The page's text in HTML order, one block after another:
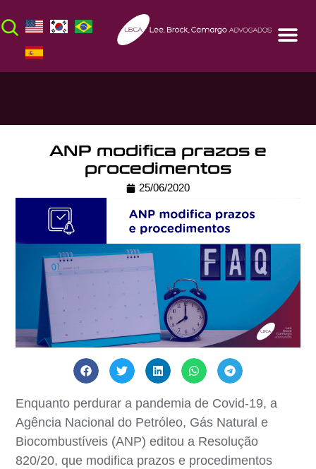
ANP modifica prazos e
procedimentos
25/06/2020
Enquanto perdurar a pandemia de Covid-19, a
Agência Nacional do Petróleo, Gás Natural e
Biocombustíveis (ANP) editou a Resolução
820/20, que modifica prazos e procedimentos